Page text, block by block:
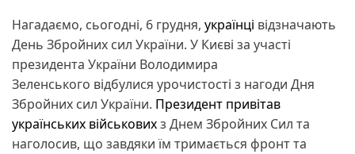
Нагадаємо, сьогодні, 6 грудня, українці відзначають
День Збройних сил України. У Києві за участі
президента України Володимира
Зеленського відбулися урочистості з нагоди Дня
Збройних сил України. Президент привітав
українських військовихз Днем Збройних Сил та
наголосив, що завдяки їм тримається фронт та